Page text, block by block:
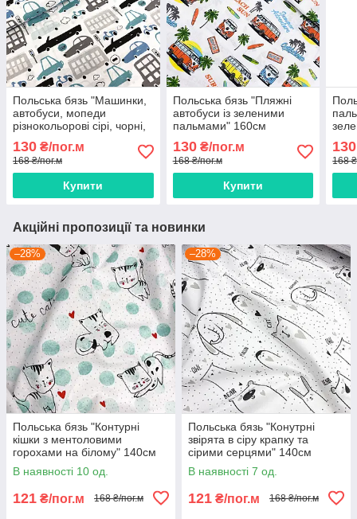
Польська бязь "Машинки,
автобуси, мопеди
різнокольорові сірі, чорні,
130 ₴/пог.м
168 ₴/пог.м
Купити
Польська бязь "Пляжні
автобуси із зеленими
пальмами" 160см
130₴/пог.м
168 ₴/пог.м
Купити
130
168
Акційні пропозиції та новинки
–28%
Польська бязь "Контурні
кішки з ментоловими
горохами на білому" 140см
В наявності 10 од.
121 ₴/пог.м 168 ₴/пог.м
–28%
Польська бязь "Конутрні
звірята в сіру крапку та
сірими серцями" 140см
В наявності 7 од.
121 ₴/пог.м 168 ₴/пог.м